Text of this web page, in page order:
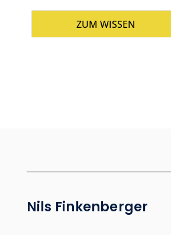
ZUM WISSEN
Nils Finkenberger